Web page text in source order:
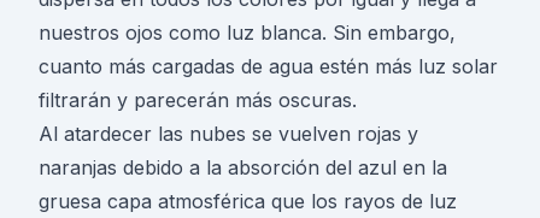
nuestros ojos como luz blanca. Sin embargo,
cuanto más cargadas de agua estén más luz solar
filtrarán y parecerán más oscuras.
Al atardecer las nubes se vuelven rojas y
naranjas debido a la absorción del azul en la
gruesa capa atmosférica que los rayos de luz